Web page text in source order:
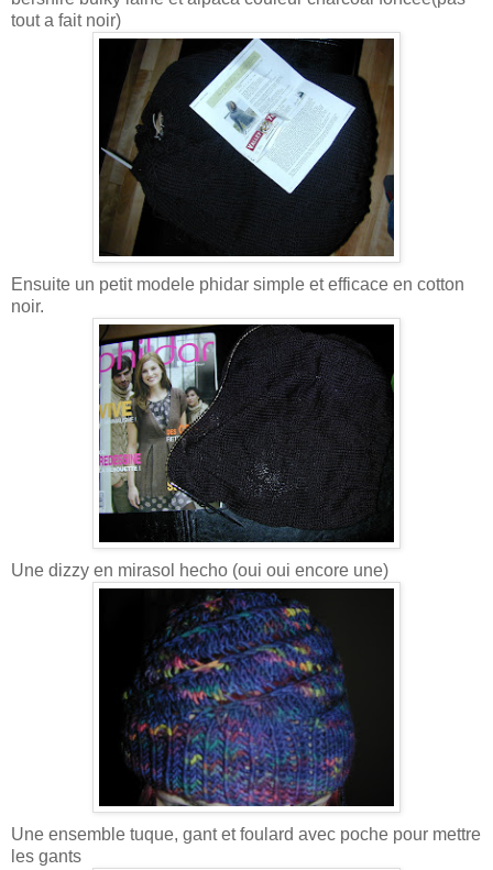
tout a fait noir)
Ensuite un petit modele phidar simple et efficace en cotton
noir.
Une dizzy en mirasol hecho (oui oui encore une)
Une ensemble tuque, gant et foulard avec poche pour mettre
les gants